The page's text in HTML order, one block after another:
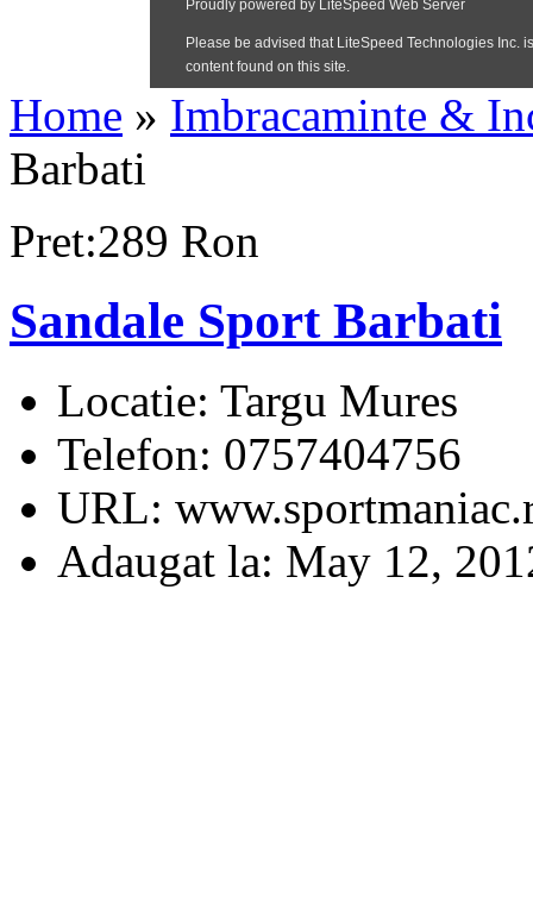
Home » Imbracaminte &
Barbati
Pret:289 Ron
Sandale Sport Barbati
Locatie: Targu Mures
Telefon: 0757404756
URL:
Adaugat la: May 12,